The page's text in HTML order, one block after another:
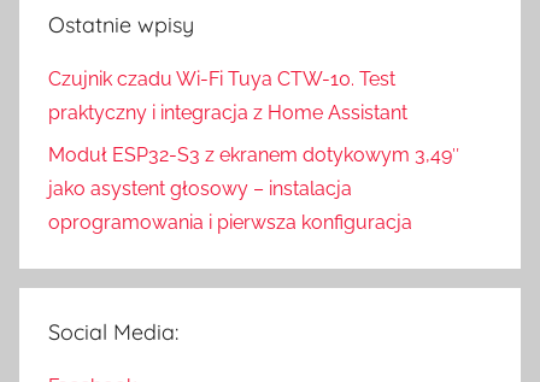
Ostatnie wpisy
Czujnik czadu Wi-Fi Tuya CTW-10. Test
praktyczny i integracja z Home Assistant
Moduł ESP32-S3 z ekranem dotykowym 3,49″
jako asystent głosowy – instalacja
oprogramowania i pierwsza konfiguracja
Social Media: